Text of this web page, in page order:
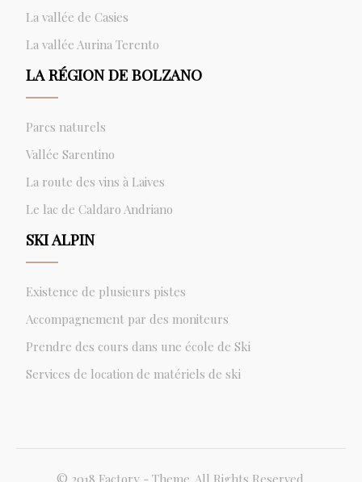
La vallée de Casies
La vallée Aurina Terento
LA RÉGION DE BOLZANO
Parcs naturels
Vallée Sarentino
La route des vins à Laives
Le lac de Caldaro Andriano
SKI ALPIN
Existence de plusieurs pistes
Accompagnement par des moniteurs
Prendre des cours dans une école de Ski
Services de location de matériels de ski
© 2018 Factory - Theme. All Rights Reserved.